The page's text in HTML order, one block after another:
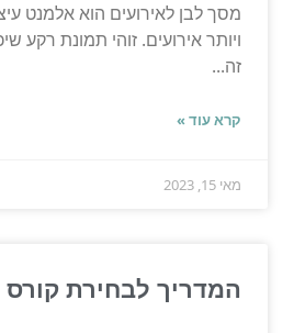
מסך לבן לאירועים הוא אלמנט
ויותר אירועים. זוהי תמונת רקע
זה...
קרא עוד »
מאי 15, 2023
המדריך לבחירת קורס